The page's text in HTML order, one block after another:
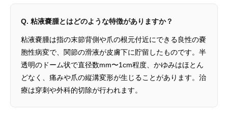
Q. 粘液嚢腫とはどのような特徴がありますか？
粘液嚢腫は指の末節背側や爪の根元付近にできる良性の嚢
胞性病変で、関節の滑液が皮膚下に貯留したものです。半
透明のドーム状で直径数mm〜1cm程度、かゆみはほとん
どなく、痛みや爪の縦溝変形が生じることがあります。治
療は穿刺や外科的切除が行われます。